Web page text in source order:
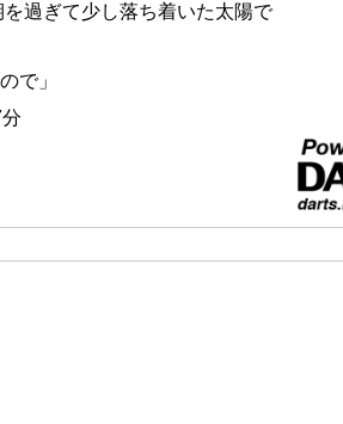
過ぎて少し落ち着いた太陽で
で」